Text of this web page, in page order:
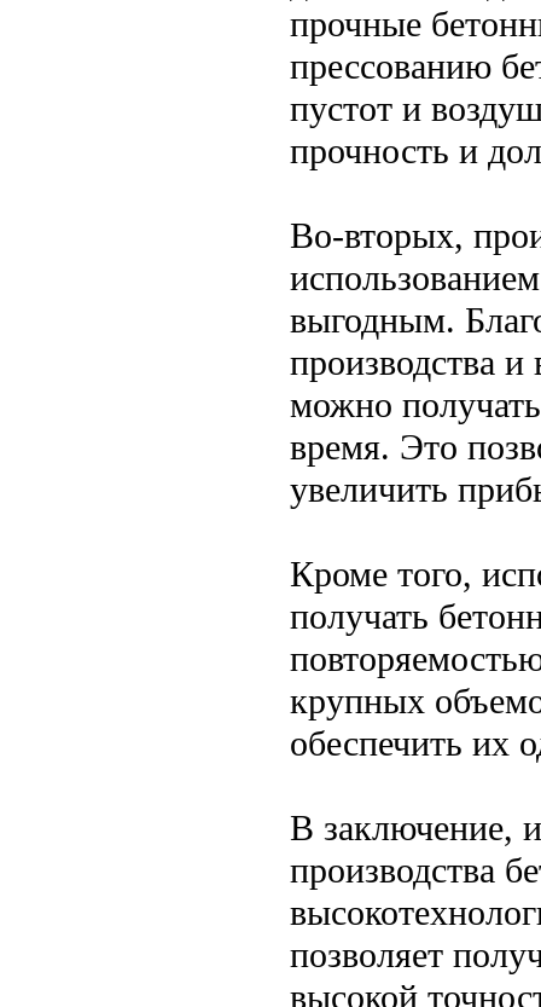
прочные
прессованию
пустот и
прочность и
Во-вторых,
выгодным.
производства и
можно
время. Это
увеличить
Кроме того,
получать
крупных
обеспечить их
В заключение,
производства
позволяет
высокой